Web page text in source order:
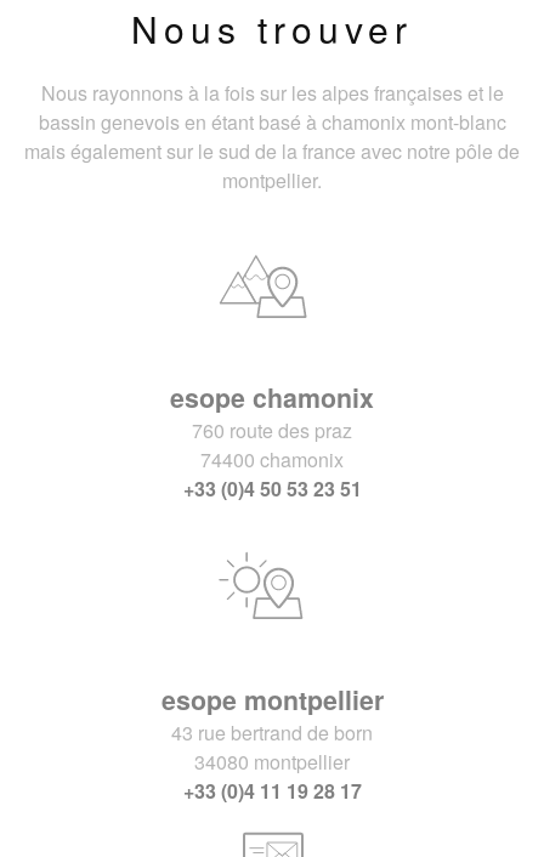
Nous trouver
Nous rayonnons à la fois sur les alpes françaises et le
bassin genevois en étant basé à chamonix mont-blanc
mais également sur le sud de la france avec notre pôle de
montpellier.
esope chamonix
760 route des praz
74400 chamonix
+33 (0)4 50 53 23 51
esope montpellier
43 rue bertrand de born
34080 montpellier
+33 (0)4 11 19 28 17